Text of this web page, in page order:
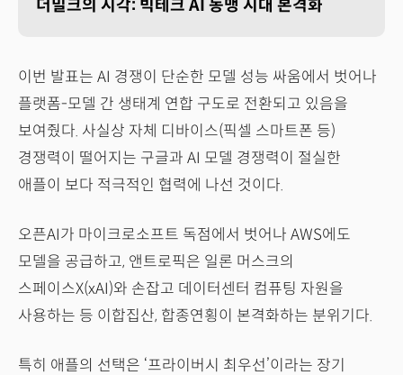
더밀크의 시각: 빅테크 AI 동맹 시대 본격화
이번 발표는 AI 경쟁이 단순한 모델 성능 싸움에서 벗어나
플랫폼-모델 간 생태계 연합 구도로 전환되고 있음을
보여줬다. 사실상 자체 디바이스(픽셀 스마트폰 등)
경쟁력이 떨어지는 구글과 AI 모델 경쟁력이 절실한
애플이 보다 적극적인 협력에 나선 것이다.
오픈AI가 마이크로소프트 독점에서 벗어나 AWS에도
모델을 공급하고, 앤트로픽은 일론 머스크의
스페이스X(xAI)와 손잡고 데이터센터 컴퓨팅 자원을
사용하는 등 이합집산, 합종연횡이 본격화하는 분위기다.
특히 애플의 선택은 ‘프라이버시 최우선’이라는 장기